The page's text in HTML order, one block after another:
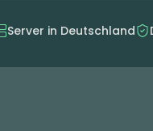
Server in Deutschland